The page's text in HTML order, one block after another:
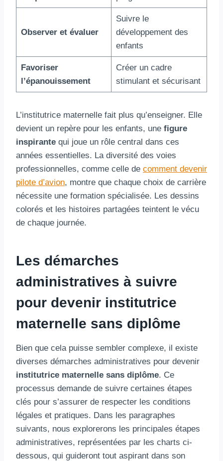
Observer et évaluer
Suivre le
développement des
enfants
Favoriser
l’épanouissement
Créer un cadre
stimulant et sécurisant
L’institutrice maternelle fait plus qu’enseigner. Elle
devient un repère pour les enfants, une figure
inspirante qui joue un rôle central dans ces
années essentielles. La diversité des voies
professionnelles, comme celle de comment devenir
pilote d’avion, montre que chaque choix de carrière
nécessite une formation spécialisée. Les dessins
colorés et les histoires partagées teintent le vécu
de chaque journée.
Les démarches
administratives à suivre
pour devenir institutrice
maternelle sans diplôme
Bien que cela puisse sembler complexe, il existe
diverses démarches administratives pour devenir
institutrice maternelle sans diplôme. Ce
processus demande de suivre certaines étapes
clés pour s’assurer de respecter les conditions
légales et pratiques. Dans les paragraphes
suivants, nous explorerons les principales étapes
administratives, représentées par les charts ci-
dessous, qui guideront tout aspirant dans son